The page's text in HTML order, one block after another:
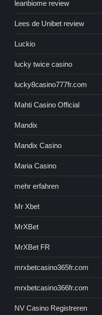
leanbiome review
Lees de Unibet review
Luckio
lucky twice casino
lucky8casino777fr.com
Mahti Casino Official
Mandix
Mandix Casino
Maria Casino
mehr erfahren
Mr Xbet
MrXBet
MrXBet FR
mrxbetcasino365fr.com
mrxbetcasino366fr.com
NV Casino Registreren